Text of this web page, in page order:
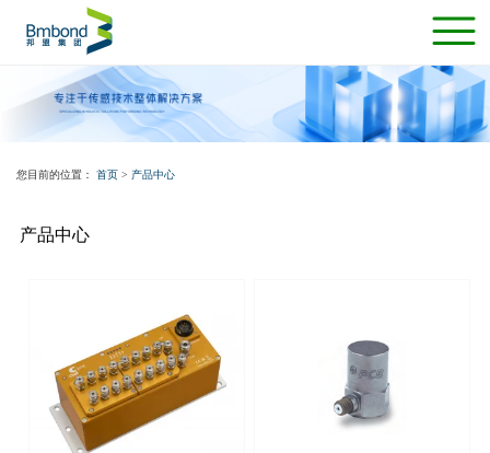
您目前的位置： 首页 > 产品中心
产品中心